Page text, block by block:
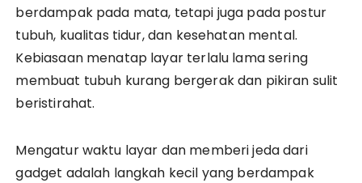
berdampak pada mata, tetapi juga pada postur
tubuh, kualitas tidur, dan kesehatan mental.
Kebiasaan menatap layar terlalu lama sering
membuat tubuh kurang bergerak dan pikiran sulit
beristirahat.
Mengatur waktu layar dan memberi jeda dari
gadget adalah langkah kecil yang berdampak